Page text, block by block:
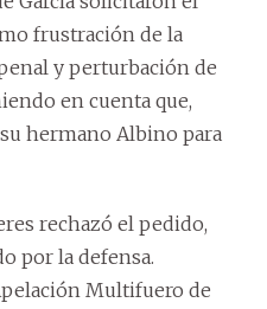
frustración de la
y perturbación de
en cuenta que,
hermano Albino para
rechazó el pedido,
por la defensa.
Multifuero de